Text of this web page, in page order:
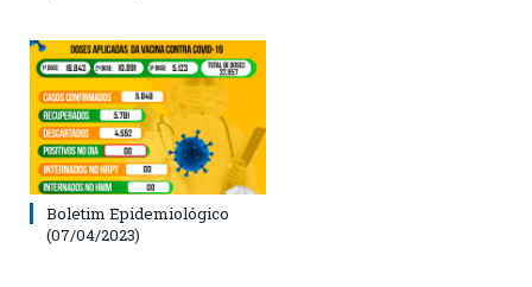
Boletim Epidemiológico
(07/04/2023)